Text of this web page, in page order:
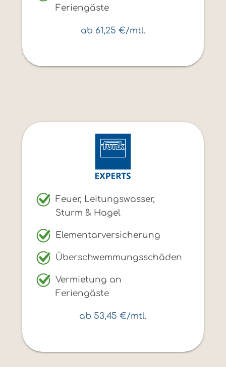
Feriengäste
ab 61,25 €/mtl.
Feuer, Leitungswasser,
Sturm & Hagel
Elementarversicherung
Überschwemmungsschäden
Vermietung an
Feriengäste
ab 53,45 €/mtl.